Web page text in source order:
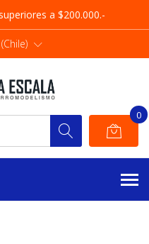
a $200.000.-
0